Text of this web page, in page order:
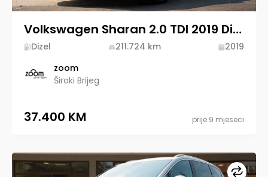
Volkswagen Sharan 2.0 TDI 2019 Diesel
Dizel 211.724 km
2019
zoom
Široki Brijeg
37.400 KM prije 9 mjeseci